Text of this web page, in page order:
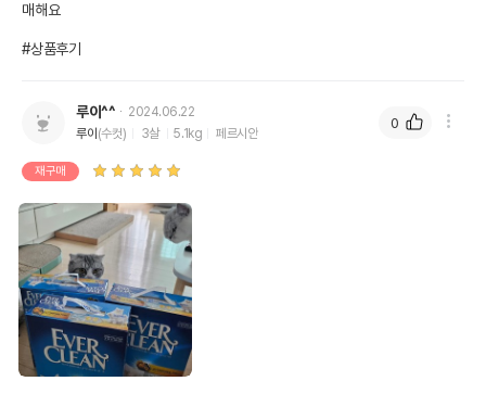
매해요
#상품후기
루이^^
2024.06.22
루이 (수컷) 3살 5.1kg 페르시안
재구매
0